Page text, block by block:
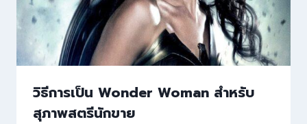
วิธีการเป็น Wonder Woman สำหรับ
สุภาพสตรีนักขาย